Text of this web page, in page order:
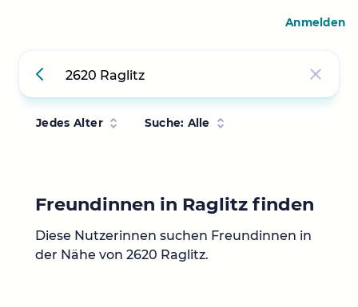
Jedes Alter Suche: Alle
Freundinnen in Raglitz finden
Diese Nutzerinnen suchen Freundinnen in
der Nähe von 2620 Raglitz.
Anmelden